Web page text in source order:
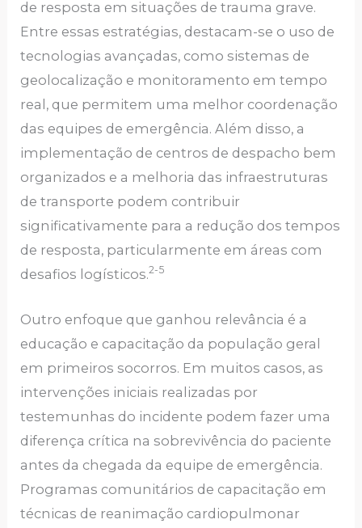
de resposta em situações de trauma grave.
Entre essas estratégias, destacam-se o uso de
tecnologias avançadas, como sistemas de
geolocalização e monitoramento em tempo
real, que permitem uma melhor coordenação
das equipes de emergência. Além disso, a
implementação de centros de despacho bem
organizados e a melhoria das infraestruturas
de transporte podem contribuir
significativamente para a redução dos tempos
de resposta, particularmente em áreas com
desafios logísticos.2-5
Outro enfoque que ganhou relevância é a
educação e capacitação da população geral
em primeiros socorros. Em muitos casos, as
intervenções iniciais realizadas por
testemunhas do incidente podem fazer uma
diferença crítica na sobrevivência do paciente
antes da chegada da equipe de emergência.
Programas comunitários de capacitação em
técnicas de reanimação cardiopulmonar